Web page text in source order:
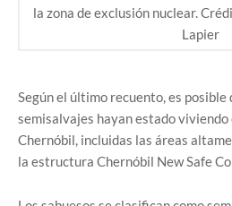
la zona de exclusión nuclear.
Lapier
Según el último recuento, es
semisalvajes hayan estado
Chernóbil, incluidas las áreas
la estructura Chernóbil New Safe